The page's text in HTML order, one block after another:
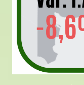
En este apartado